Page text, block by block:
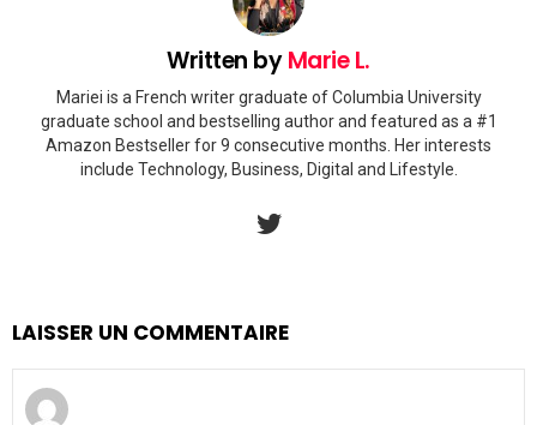
Written byMarie L.
Mariei is a French writer graduate of Columbia University
graduate school and bestselling author and featured as a #1
Amazon Bestseller for 9 consecutive months. Her interests
include Technology, Business, Digital and Lifestyle.
LAISSER UN COMMENTAIRE